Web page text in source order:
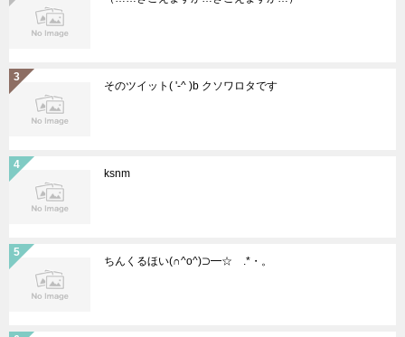
そのツイット( '-^ )b クソワロタです
ksnm
ちんくるほい(∩^o^)⊃━☆゚.*・。